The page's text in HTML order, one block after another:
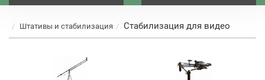
Штативы и стабилизация Стабилизация для видео